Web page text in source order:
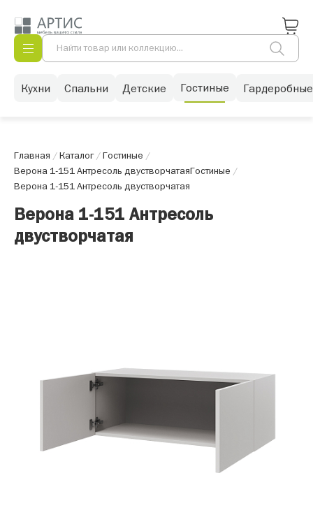
Кухни Спальни Детские Гостиные Гардеробные
Главная /Каталог/Гостиные /
Верона 1-151 Антресоль двустворчатаяГостиные /
Верона 1-151 Антресоль двустворчатая
Верона 1-151 Антресоль
двустворчатая